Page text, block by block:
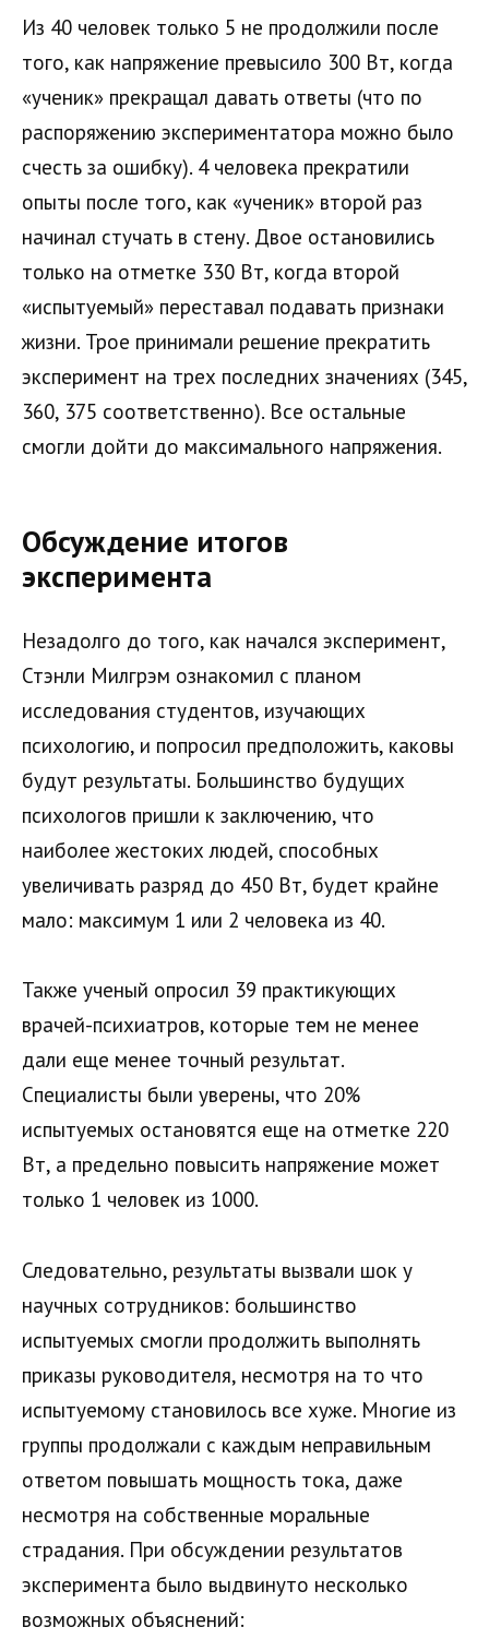
Из 40 человек только 5 не продолжили после
того, как напряжение превысило 300 Вт, когда
«ученик» прекращал давать ответы (что по
распоряжению экспериментатора можно было
счесть за ошибку). 4 человека прекратили
опыты после того, как «ученик» второй раз
начинал стучать в стену. Двое остановились
только на отметке 330 Вт, когда второй
«испытуемый» переставал подавать признаки
жизни. Трое принимали решение прекратить
эксперимент на трех последних значениях (345,
360, 375 соответственно). Все остальные
смогли дойти до максимального напряжения.
Обсуждение итогов
эксперимента
Незадолго до того, как начался эксперимент,
Стэнли Милгрэм ознакомил с планом
исследования студентов, изучающих
психологию, и попросил предположить, каковы
будут результаты. Большинство будущих
психологов пришли к заключению, что
наиболее жестоких людей, способных
увеличивать разряд до 450 Вт, будет крайне
мало: максимум 1 или 2 человека из 40.
Также ученый опросил 39 практикующих
врачей-психиатров, которые тем не менее
дали еще менее точный результат.
Специалисты были уверены, что 20%
испытуемых остановятся еще на отметке 220
Вт, а предельно повысить напряжение может
только 1 человек из 1000.
Следовательно, результаты вызвали шок у
научных сотрудников: большинство
испытуемых смогли продолжить выполнять
приказы руководителя, несмотря на то что
испытуемому становилось все хуже. Многие из
группы продолжали с каждым неправильным
ответом повышать мощность тока, даже
несмотря на собственные моральные
страдания. При обсуждении результатов
эксперимента было выдвинуто несколько
возможных объяснений: